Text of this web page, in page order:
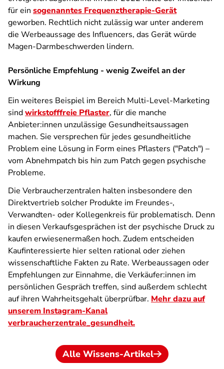
für ein sogenanntes Frequenztherapie-Gerät
geworben. Rechtlich nicht zulässig war unter anderem
die Werbeaussage des Influencers, das Gerät würde
Magen-Darmbeschwerden lindern.
Persönliche Empfehlung - wenig Zweifel an der
Wirkung
Ein weiteres Beispiel im Bereich Multi-Level-Marketing
sindwirkstofffreie Pflaster, für die manche
Anbieter:innen unzulässige Gesundheitsaussagen
machen. Sie versprechen für jedes gesundheitliche
Problem eine Lösung in Form eines Pflasters ("Patch") –
vom Abnehmpatch bis hin zum Patch gegen psychische
Probleme.
Die Verbraucherzentralen halten insbesondere den
Direktvertrieb solcher Produkte im Freundes-,
Verwandten- oder Kollegenkreis für problematisch. Denn
in diesen Verkaufsgesprächen ist der psychische Druck zu
kaufen erwiesenermaßen hoch. Zudem entscheiden
Kaufinteressierte hier selten rational oder ziehen
wissenschaftliche Fakten zu Rate. Werbeaussagen oder
Empfehlungen zur Einnahme, die Verkäufer:innen im
persönlichen Gespräch treffen, sind außerdem schlecht
auf ihren Wahrheitsgehalt überprüfbar. Mehr dazu auf
unserem Instagram-Kanal
verbraucherzentrale_gesundheit.
Alle Wissens-Artikel